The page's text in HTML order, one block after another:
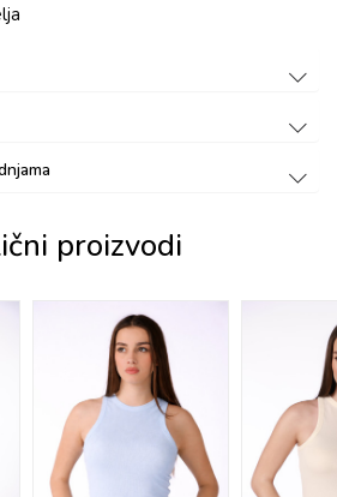
proizvodi